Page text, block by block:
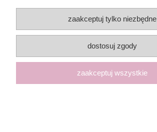
zaakceptuj tylko niezbędne
dostosuj zgody
zaakceptuj wszystkie